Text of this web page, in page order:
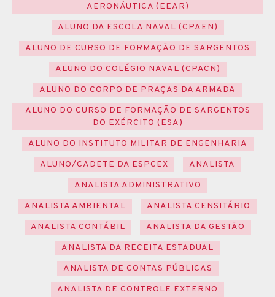
AERONÁUTICA (EEAR)
ALUNO DA ESCOLA NAVAL (CPAEN)
ALUNO DE CURSO DE FORMAÇÃO DE SARGENTOS
ALUNO DO COLÉGIO NAVAL (CPACN)
ALUNO DO CORPO DE PRAÇAS DA ARMADA
ALUNO DO CURSO DE FORMAÇÃO DE SARGENTOS
DO EXÉRCITO (ESA)
ALUNO DO INSTITUTO MILITAR DE ENGENHARIA
ALUNO/CADETE DA ESPCEX
ANALISTA
ANALISTA ADMINISTRATIVO
ANALISTA AMBIENTAL
ANALISTA CENSITÁRIO
ANALISTA CONTÁBIL
ANALISTA DA GESTÃO
ANALISTA DA RECEITA ESTADUAL
ANALISTA DE CONTAS PÚBLICAS
ANALISTA DE CONTROLE EXTERNO